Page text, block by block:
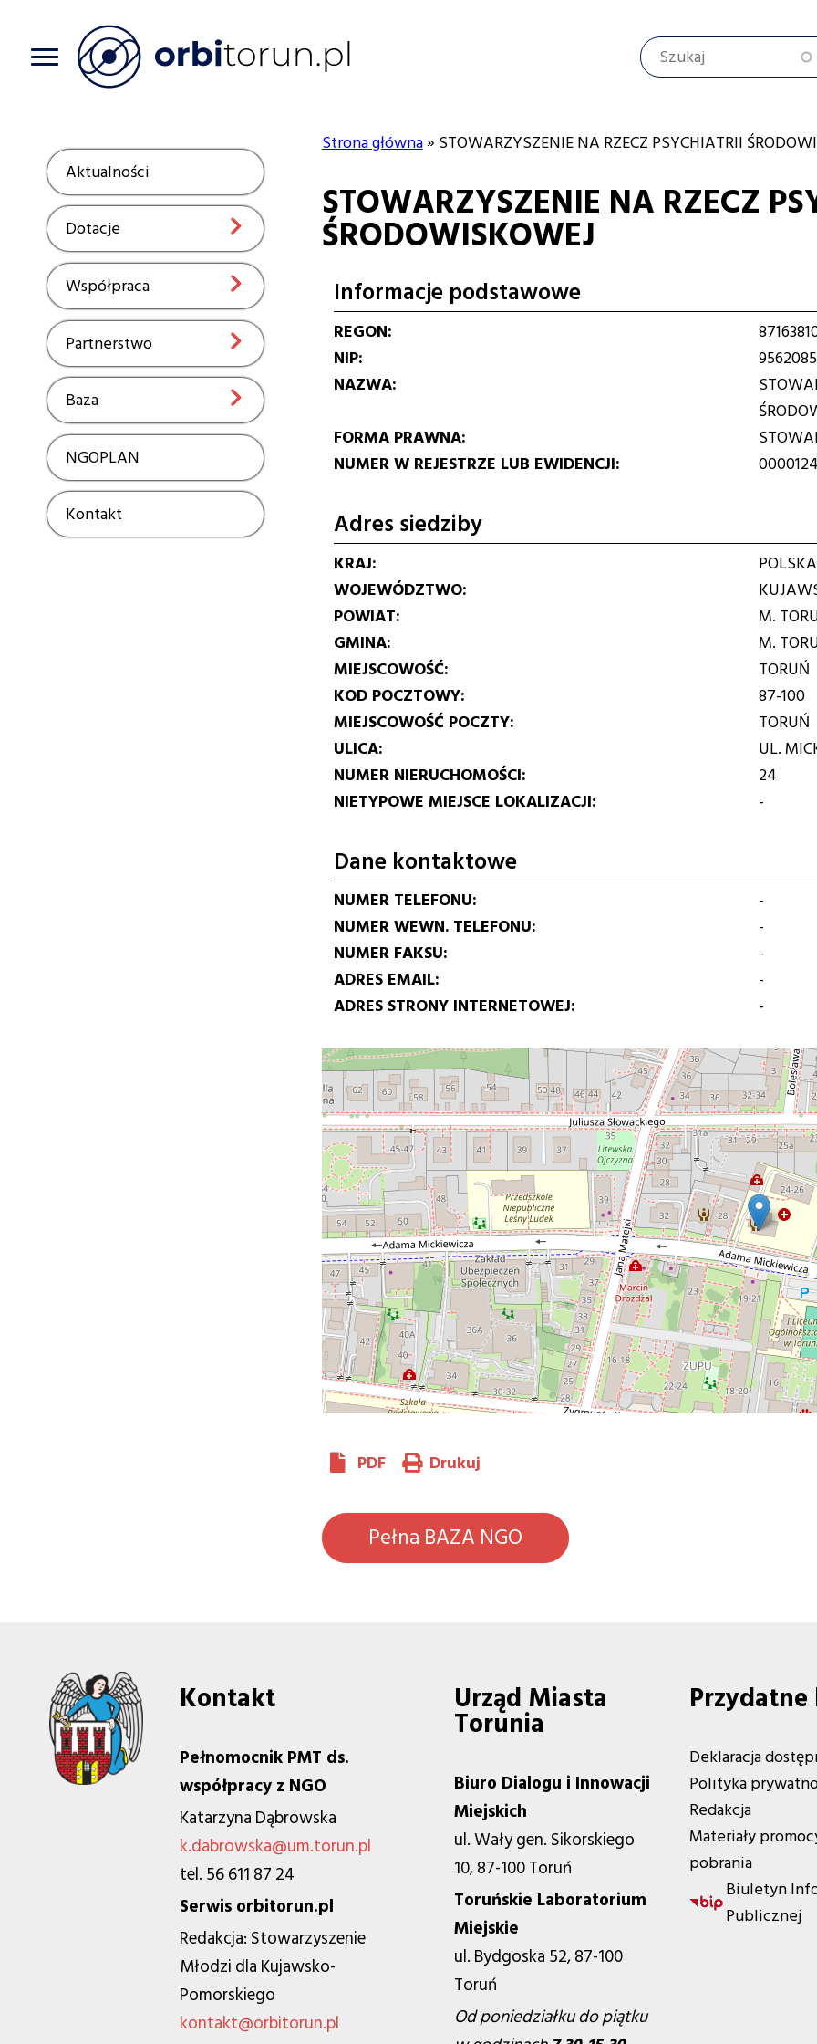
Szukaj
Aktualności Show
Dotacje Show
Współpraca Show
Partnerstwo Show
Baza Show
NGOPLAN Show
Kontakt Show
nawigacyjna
Strona główna STOWARZYSZENIE NA RZECZ PSYCHIATRII
STOWARZYSZENIE NA RZECZ
ŚRODOWISKOWEJ
Informacje podstawowe
REGON
NIP
NAZWA
FORMA PRAWNA
NUMER W REJESTRZE LUB EWIDENCJI
Adres siedziby
KRAJ
POLSKA
WOJEWÓDZTWO
POWIAT
M.
GMINA
M.
MIEJSCOWOŚĆ
TORUŃ
KOD POCZTOWY
87-100
MIEJSCOWOŚĆ POCZTY
TORUŃ
ULICA
UL.
NUMER NIERUCHOMOŚCI
24
NIETYPOWE MIEJSCE LOKALIZACJI
-
Dane kontaktowe
NUMER TELEFONU
-
NUMER WEWN. TELEFONU
-
NUMER FAKSU
-
ADRES EMAIL
-
ADRES STRONY INTERNETOWEJ
-
PDF Drukuj
Pełna BAZA NGO
Kontakt
Pełnomocnik PMT ds.
współpracy z NGO
Katarzyna Dąbrowska
k.dabrowska@um.torun.pl
tel. 56 611 87 24
Serwis orbitorun.pl
Redakcja: Stowarzyszenie
Młodzi dla Kujawsko-
Pomorskiego
kontakt@orbitorun.pl
Urząd Miasta
Torunia
Biuro Dialogu i Innowacji
Miejskich
ul. Wały gen. Sikorskiego
10, 87-100 Toruń
Toruńskie Laboratorium
Miejskie
ul. Bydgoska 52, 87-100
Toruń
Od poniedziałku do piątku
Deklaracja
Polityka
Redakcja
Materiały
pobrania
Biuletyn
Publicznej